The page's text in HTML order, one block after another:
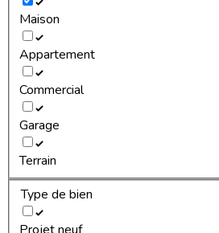
Maison
Appartement
Commercial
Garage
Terrain
Type de bien